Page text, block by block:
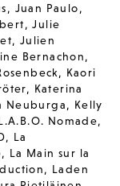
, Juan Paulo,
,Julie
, Julien
Bernachon,
, Kaori
, Katerina
Neuburga, Kelly
Nomade,
, La
, La Main sur la
, Laden